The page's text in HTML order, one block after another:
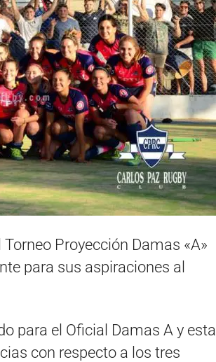
Proyección Damas «A»
para sus aspiraciones al
para el Oficial Damas A y esta
con respecto a los tres